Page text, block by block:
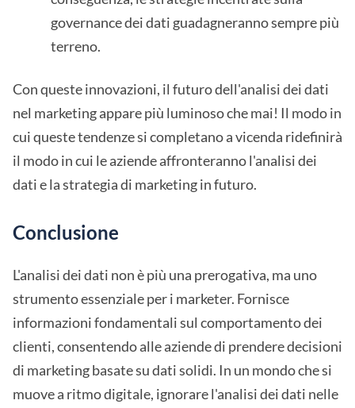
governance dei dati guadagneranno sempre più
terreno.
Con queste innovazioni, il futuro dell'analisi dei dati
nel marketing appare più luminoso che mai! Il modo in
cui queste tendenze si completano a vicenda ridefinirà
il modo in cui le aziende affronteranno l'analisi dei
dati e la strategia di marketing in futuro.
Conclusione
L'analisi dei dati non è più una prerogativa, ma uno
strumento essenziale per i marketer. Fornisce
informazioni fondamentali sul comportamento dei
clienti, consentendo alle aziende di prendere decisioni
di marketing basate su dati solidi. In un mondo che si
muove a ritmo digitale, ignorare l'analisi dei dati nelle